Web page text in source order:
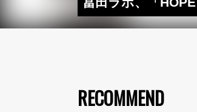
RECOMMEND